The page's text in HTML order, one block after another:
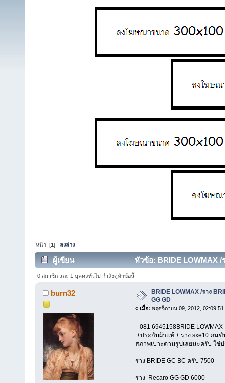
หน้า: [1] ลงล่าง
ผู้เขียน หัวข้อ: BRIDE LOWMAX /
0 สมาชิก และ 1 บุคคลทั่วไป กำลังดูหัวข้อนี้
burn32
BRIDE LOWMAX /ราง
GG GD
« เมื่อ: พฤศจิกายน 09, 2012, 02:09:51
081 6945158BRIDE
+ประกับผ้าแท้ + ราง sxe10 คนขั
สภาพเบาะตามรูปเลยนะครับ ใ
ราง BRIDE GC BC ครับ 7500
ราง Recaro GG GD 6000